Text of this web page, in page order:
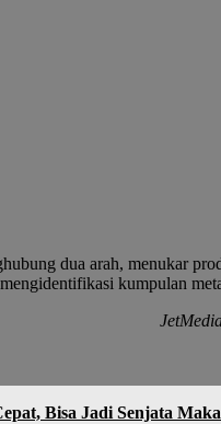
dua arah, menukar
kumpulan
Bisa Jadi Senjata